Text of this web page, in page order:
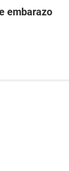
embarazo